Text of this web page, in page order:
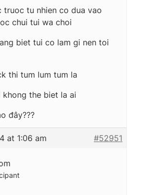
truoc tu nhien co dua vao
chui tui wa choi
biet tui co lam gi nen toi
thi tum lum tum la
the biet la ai
đây???
at 1:06 am #52951